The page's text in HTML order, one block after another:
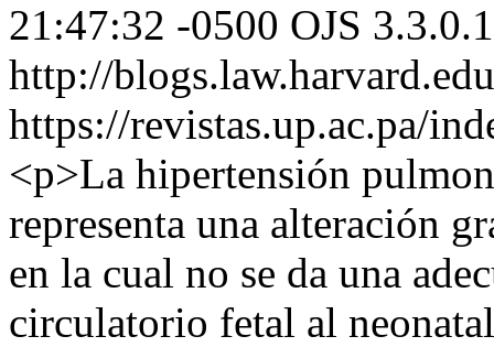
21:47:32 -0500 OJS
http://
https://revistas.up.ac.pa/
<p>La hipertensión
representa una alteración
en la cual no se da una
circulatorio fetal al